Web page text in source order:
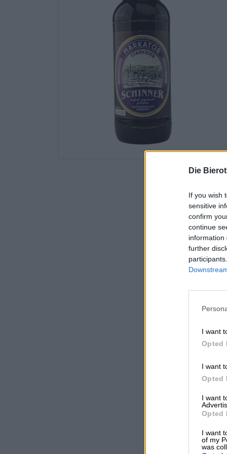
Die
If you wish
sensitive
confirm
continue
information
further
I want
Opted
I want
Opted
I want
Opted
I want
of my
was